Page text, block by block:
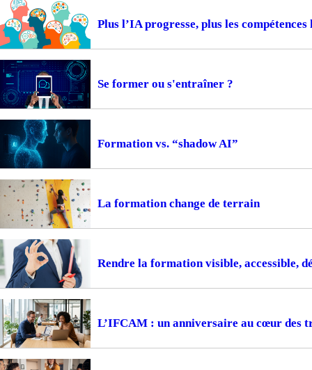
Plus l’IA progresse, plus les
Se former ou s'entraîner ?
Formation vs. “shadow AI”
La formation change de terrain
Rendre la formation visible, accessible,
L’IFCAM : un anniversaire au cœur des